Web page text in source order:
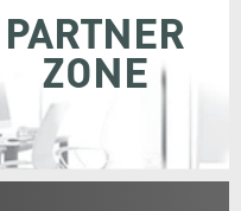
PARTNER
ZONE